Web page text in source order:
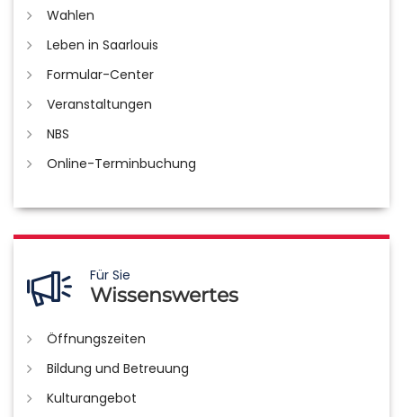
Wahlen
Leben in Saarlouis
Formular-Center
Veranstaltungen
NBS
Online-Terminbuchung
Für Sie
Wissenswertes
Öffnungszeiten
Bildung und Betreuung
Kulturangebot